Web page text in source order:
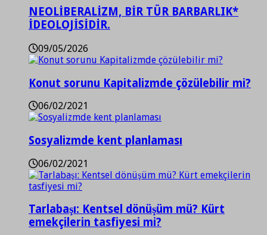
NEOLİBERALİZM, BİR TÜR BARBARLIK*
İDEOLOJİSİDİR.
09/05/2026
Konut sorunu Kapitalizmde çözülebilir mi?
06/02/2021
Sosyalizmde kent planlaması
06/02/2021
Tarlabaşı: Kentsel dönüşüm mü? Kürt
emekçilerin tasfiyesi mi?